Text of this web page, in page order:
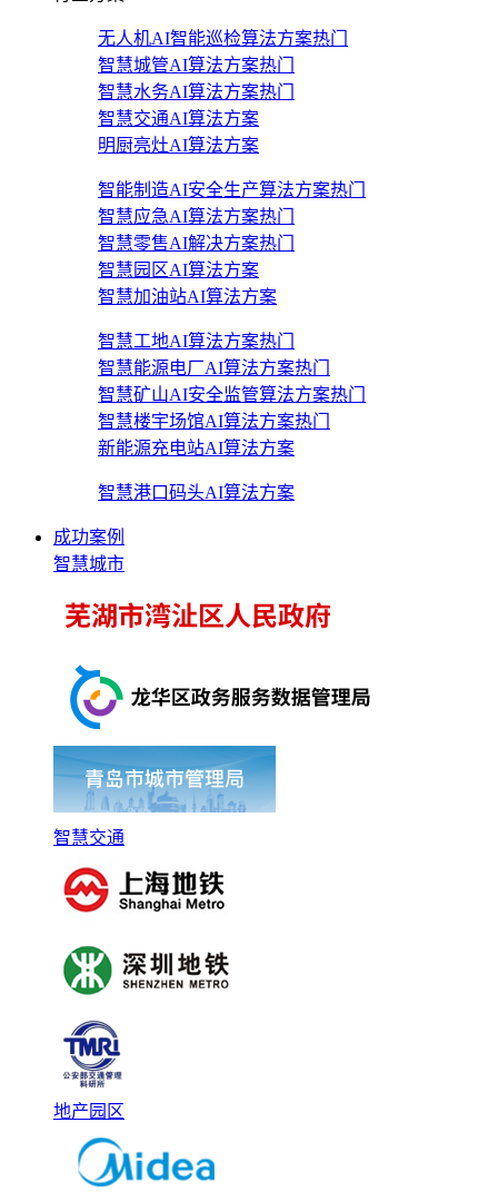
无人机AI智能巡检算法方案热门
智慧城管AI算法方案热门
智慧水务AI算法方案热门
智慧交通AI算法方案
明厨亮灶AI算法方案
智能制造AI安全生产算法方案热门
智慧应急AI算法方案热门
智慧零售AI解决方案热门
智慧园区AI算法方案
智慧加油站AI算法方案
智慧工地AI算法方案热门
智慧能源电厂AI算法方案热门
智慧矿山AI安全监管算法方案热门
智慧楼宇场馆AI算法方案热门
新能源充电站AI算法方案
智慧港口码头AI算法方案
成功案例
智慧城市
智慧交通
地产园区